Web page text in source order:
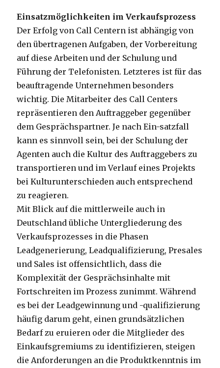
Einsatzmöglichkeiten im Verkaufsprozess
Der Erfolg von Call Centern ist abhängig von
den übertragenen Aufgaben, der Vorbereitung
auf diese Arbeiten und der Schulung und
Führung der Telefonisten. Letzteres ist für das
beauftragende Unternehmen besonders
wichtig. Die Mitarbeiter des Call Centers
repräsentieren den Auftraggeber gegenüber
dem Gesprächspartner. Je nach Ein-satzfall
kann es sinnvoll sein, bei der Schulung der
Agenten auch die Kultur des Auftraggebers zu
transportieren und im Verlauf eines Projekts
bei Kulturunterschieden auch entsprechend
zu reagieren.
Mit Blick auf die mittlerweile auch in
Deutschland übliche Untergliederung des
Verkaufsprozesses in die Phasen
Leadgenerierung, Leadqualifizierung, Presales
und Sales ist offensichtlich, dass die
Komplexität der Gesprächsinhalte mit
Fortschreiten im Prozess zunimmt. Während
es bei der Leadgewinnung und -qualifizierung
häufig darum geht, einen grundsätzlichen
Bedarf zu eruieren oder die Mitglieder des
Einkaufsgremiums zu identifizieren, steigen
die Anforderungen an die Produktkenntnis im